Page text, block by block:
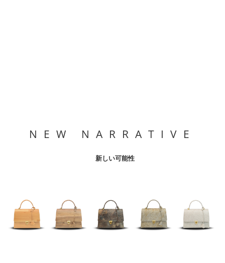
NEW NARRATIVE
新しい可能性